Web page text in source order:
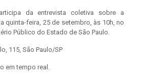
da entrevista coletiva sobre a
quinta-feira, 25 de setembro, às 10h, no
Público do Estado de São Paulo.
115, São Paulo/SP
em tempo real.